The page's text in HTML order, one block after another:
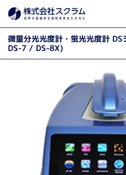
Home 製品・サービス 製品カ
微量分光光度計・蛍光光度計
DS-7 / DS-8X)